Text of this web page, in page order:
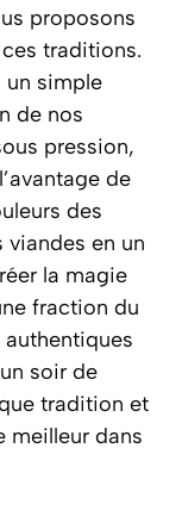
proposons
traditions.
un simple
de nos
pression,
de
des
en un
la magie
fraction du
soir de
tradition et
meilleur dans